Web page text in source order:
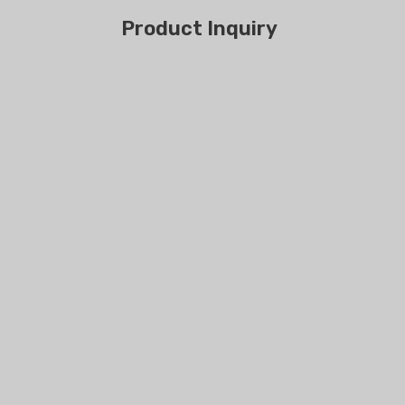
Product Inquiry